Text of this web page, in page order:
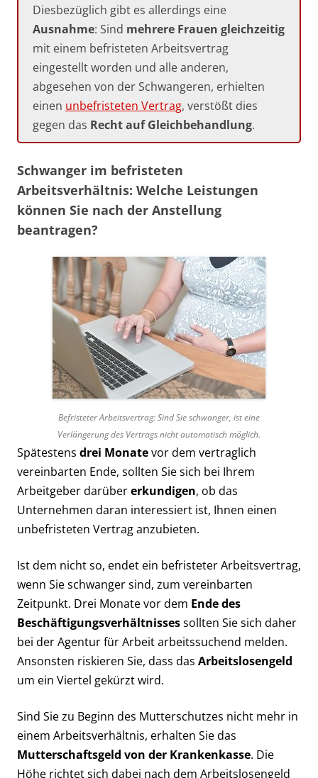
Diesbezüglich gibt es allerdings eine
Ausnahme: Sind mehrere Frauen gleichzeitig
mit einem befristeten Arbeitsvertrag
eingestellt worden und alle anderen,
abgesehen von der Schwangeren, erhielten
einen unbefristeten Vertrag, verstößt dies
gegen das Recht auf Gleichbehandlung.
Schwanger im befristeten
Arbeitsverhältnis: Welche Leistungen
können Sie nach der Anstellung
beantragen?
Befristeter Arbeitsvertrag: Sind Sie schwanger, ist eine
Verlängerung des Vertrags nicht automatisch möglich.
Spätestens drei Monatevor dem vertraglich
vereinbarten Ende, sollten Sie sich bei Ihrem
Arbeitgeber darübererkundigen, ob das
Unternehmen daran interessiert ist, Ihnen einen
unbefristeten Vertrag anzubieten.
Ist dem nicht so, endet ein befristeter Arbeitsvertrag,
wenn Sie schwanger sind, zum vereinbarten
Zeitpunkt. Drei Monate vor dem Ende des
Beschäftigungsverhältnissessollten Sie sich daher
bei der Agentur für Arbeit arbeitssuchend melden.
Ansonsten riskieren Sie, dass das Arbeitslosengeld
um ein Viertel gekürzt wird.
Sind Sie zu Beginn des Mutterschutzes nicht mehr in
einem Arbeitsverhältnis, erhalten Sie das
Mutterschaftsgeld von der Krankenkasse. Die
Höhe richtet sich dabei nach dem Arbeitslosengeld